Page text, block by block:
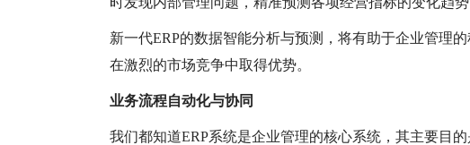
新一代ERP的数据智能分析与预测，将有助于企业管理
在激烈的市场竞争中取得优势。
业务流程自动化与协同
我们都知道ERP系统是企业管理的核心系统，其主要目